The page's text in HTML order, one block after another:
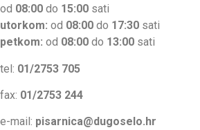
od 08:00 do 15:00 sati
utorkom: od 08:00 do 17:30 sati
petkom: od 08:00 do 13:00 sati
tel: 01/2753 705
fax: 01/2753 244
e-mail: pisarnica@dugoselo.hr